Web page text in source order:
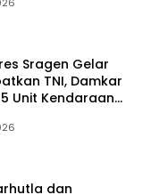
Sragen Gelar
TNI, Damkar
Unit Kendaraan
dan